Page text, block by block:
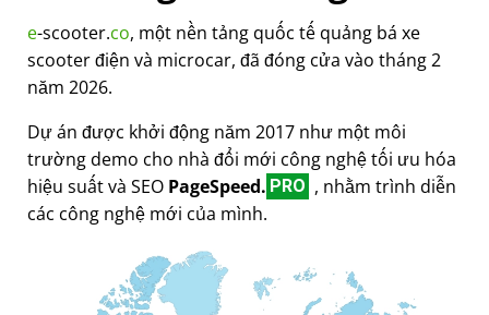
e-scooter.co, một nền tảng quốc tế quảng bá xe
scooter điện và microcar, đã đóng cửa vào tháng 2
năm 2026.
Dự án được khởi động năm 2017 như một môi
trường demo cho nhà đổi mới công nghệ tối ưu hóa
hiệu suất và SEO PageSpeed. PRO , nhằm trình diễn
các công nghệ mới của mình.